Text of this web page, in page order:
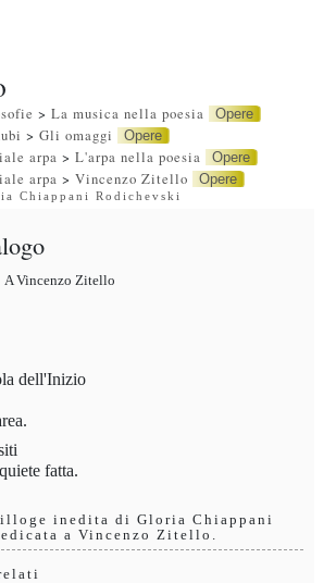
> La musica nella poesia Opere
> Gli omaggi Opere
arpa > L'arpa nella poesia Opere
arpa > Vincenzo Zitello Opere
Chiappani Rodichevski
A Vincenzo Zitello
dell'Inizio
fatta.
inedita di Gloria Chiappani
a Vincenzo Zitello.